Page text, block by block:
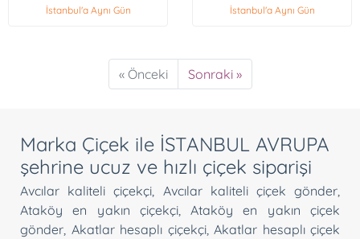
İstanbul'a Aynı Gün İstanbul'a Aynı Gün
« Önceki Sonraki »
Marka Çiçek ile İSTANBUL AVRUPA
şehrine ucuz ve hızlı çiçek siparişi
Avcılar kaliteli çiçekçi Avcılar kaliteli çiçek gönder
Ataköy en yakın çiçekçi,Ataköy en yakın çiçek
gönder Akatlar hesaplı çiçekçi, Akatlar hesaplı çiçek